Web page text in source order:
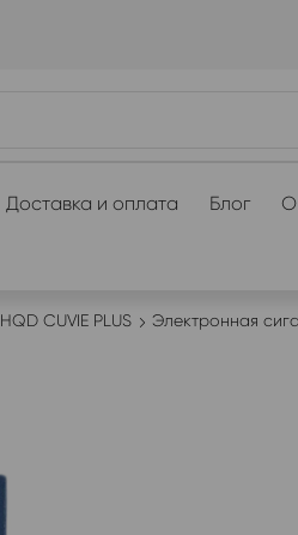
Доставка и оплата Блог О
HQD CUVIE PLUS Электронная